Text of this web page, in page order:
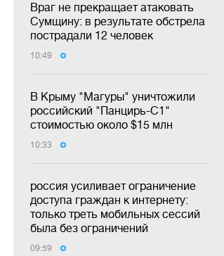
Враг не прекращает атаковать
Сумщину: в результате обстрела
пострадали 12 человек
10:49
В Крыму "Магуры" уничтожили
российский "Панцирь-С1"
стоимостью около $15 млн
10:33
россия усиливает ограничение
доступа граждан к интернету:
только треть мобильных сессий
была без ограничений
09:59